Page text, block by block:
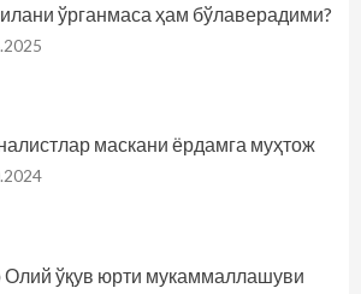
ўрганмаса ҳам бўлаверадими?
маскани ёрдамга муҳтож
Олий ўқув юрти мукаммаллашуви